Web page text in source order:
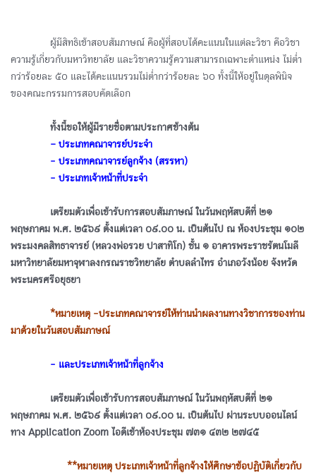
ᅠᅠᅠᅠผู้มีสิทธิเข้าสอบสัมภาษณ์ คือผู้ที่สอบได้คะแนนในแต่ละวิชา คือวิชา
ความรู้เกี่ยวกับมหาวิทยาลัย และวิชาความรู้ความสามารถเฉพาะตำแหน่ง ไม่ต่ำ
กว่าร้อยละ ๕๐ และได้คะแนนรวมไม่ต่ำกว่าร้อยละ ๖๐ ทั้งนี้ให้อยู่ในดุลพินิจ
ของคณะกรรมการสอบคัดเลือก
ᅠᅠᅠᅠทั้งนี้ขอให้ผู้มีรายชื่อตามประกาศข้างต้น
– ประเภทคณาจารย์ประจำ
ᅠᅠᅠᅠ- ประเภทคณาจารย์ลูกจ้าง (สรรหา)
ᅠᅠᅠᅠ- ประเภทเจ้าหน้าที่ประจำ
ᅠᅠᅠᅠเตรียมตัวเพื่อเข้ารับการสอบสัมภาษณ์ ในวันพฤหัสบดีที่ ๒๑
พฤษภาคม พ.ศ. ๒๕๖๙ ตั้งแต่เวลา ๐๙.๐๐ น. เป็นต้นไป ณ ห้องประชุม ๑๐๒
พระมงคลสิทธาจารย์ (หลวงพ่อรวย ปาสาทิโก) ชั้น ๑ อาคารพระราชรัตนโมลี
มหาวิทยาลัยมหาจุฬาลงกรณราชวิทยาลัย ตำบลลำไทร อำเภอวังน้อย จังหวัด
พระนครศรีอยุธยา
*หมายเหตุ -ประเภทคณาจารย์ให้ท่านนำผลงานทางวิชาการของท่าน
มาด้วยในวันสอบสัมภาษณ์
ᅠᅠᅠᅠ- และประเภทเจ้าหน้าที่ลูกจ้าง
ᅠᅠᅠᅠเตรียมตัวเพื่อเข้ารับการสอบสัมภาษณ์ ในวันพฤหัสบดีที่ ๒๑
พฤษภาคม พ.ศ. ๒๕๖๙ ตั้งแต่เวลา ๐๙.๐๐ น. เป็นต้นไป ผ่านระบบออนไลน์
ทาง Application Zoom ไอดีเข้าห้องประชุม ๗๓๑ ๔๓๒ ๒๗๔๕
**หมายเหตุ ประเภทเจ้าหน้าที่ลูกจ้างให้ศึกษาข้อปฏิบัติเกี่ยวกับ